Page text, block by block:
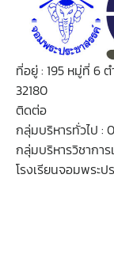
ตา
เว็
ตา
เฟ
เว็
ตาร
ตารา
ตารา
วิชาเ
วิชาอ
วิชา
วิชาวิ
วิชาอ
ครูมัตติก
วิชา
วิชาเ
ครูศุภวิชญ์
วิชาอ
วิชาเ
ที่อยู่ : 195 หมู่ที่ 6
32180
ติดต่อ
กลุ่มบริหารทั่วไป :
กลุ่มบริหารวิชากา
โรงเรียนจอมพระ